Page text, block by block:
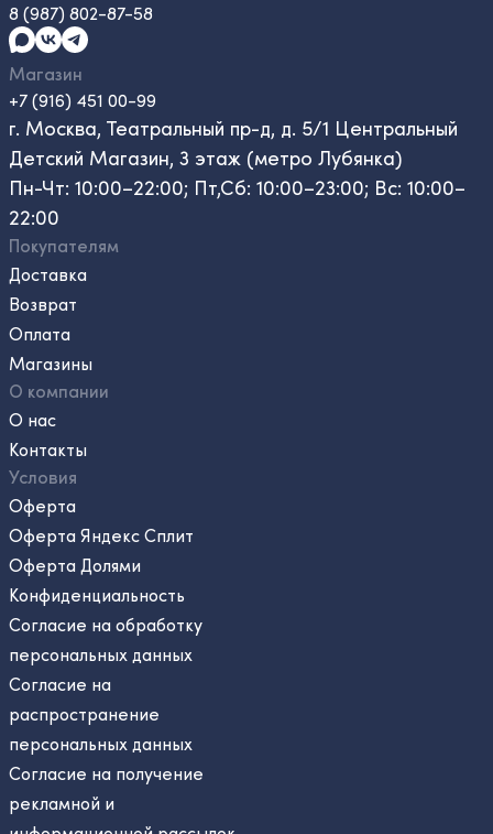
8 (987) 802-87-58
Магазин
+7 (916) 451 00-99
г. Москва, Театральный пр-д, д. 5/1 Центральный
Детский Магазин, 3 этаж (метро Лубянка)
Пн-Чт: 10:00–22:00; Пт,Сб: 10:00–23:00; Вс: 10:00–
22:00
Покупателям
Доставка
Возврат
Оплата
Магазины
О компании
О нас
Контакты
Условия
Оферта
Оферта Яндекс Сплит
Оферта Долями
Конфиденциальность
Согласие на обработку
персональных данных
Согласие на
распространение
персональных данных
Согласие на получение
рекламной и